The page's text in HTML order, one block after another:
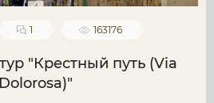
1 163176
"Крестный путь (Via
Dolorosa)"